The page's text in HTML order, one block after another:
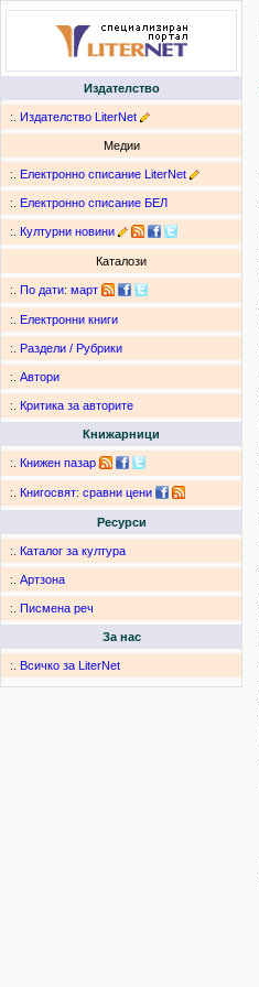
Издателство
:. Издателство LiterNet
Медии
:. Електронно списание LiterNet
:. Електронно списание БЕЛ
:. Културни новини
Каталози
:. По дати: март
:. Електронни книги
:. Раздели / Рубрики
:. Автори
:. Критика за авторите
Книжарници
:. Книжен пазар
:. Книгосвят: сравни цени
Ресурси
:. Каталог за култура
:. Артзона
:. Писмена реч
За нас
:. Всичко за LiterNet